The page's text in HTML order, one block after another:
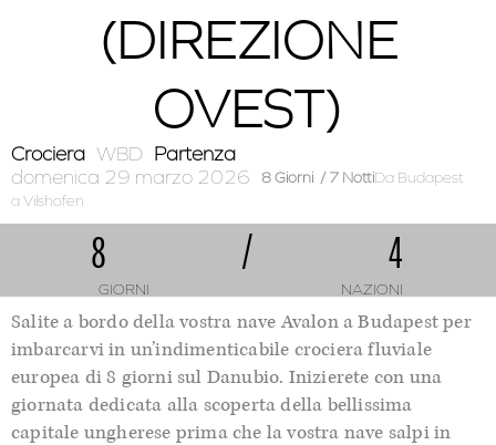
(DIREZIONE
OVEST)
Crociera WBD Partenza
domenica 29 marzo 2026
8 Giorni / 7 NottiDa Budapest
a Vilshofen
8 / 4
GIORNI NAZIONI
Salite a bordo della vostra nave Avalona Budapest per
imbarcarvi in un’indimenticabile crociera fluviale
europea di8 giorni sul Danubio. Inizierete con una
giornata dedicata alla scoperta della bellissima
capitale ungherese prima che la vostra nave salpi in